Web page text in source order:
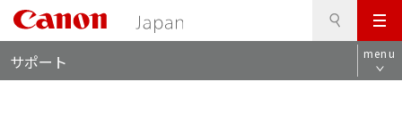
メ
ニ
ュ
サポート menu